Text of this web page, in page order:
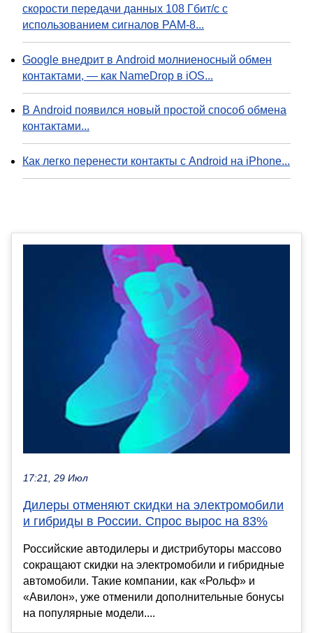
скорости передачи данных 108 Гбит/с с
использованием сигналов PAM-8...
Google внедрит в Android молниеносный обмен
контактами, — как NameDrop в iOS...
В Android появился новый простой способ обмена
контактами...
Как легко перенести контакты с Android на iPhone...
17:21, 29 Июл
Дилеры отменяют скидки на электромобили
и гибриды в России. Спрос вырос на 83%
Российские автодилеры и дистрибуторы массово
сокращают скидки на электромобили и гибридные
автомобили. Такие компании, как «Рольф» и
«Авилон», уже отменили дополнительные бонусы
на популярные модели....